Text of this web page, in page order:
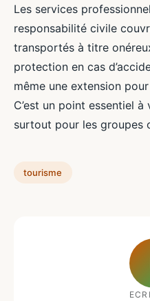
Les services
responsabilité civile
transportés à titre
protection en cas
même une extension
C’est un point essentiel
surtout pour les groupes
tourisme